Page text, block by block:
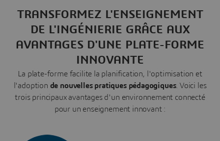
TRANSFORMEZ L'ENSEIGNEMENT
DE L'INGÉNIERIE GRÂCE AUX
AVANTAGES D'UNE PLATE-FORME
INNOVANTE
La plate-forme facilite la planification, l'optimisation et
l'adoption de nouvelles pratiques pédagogiques. Voici les
trois principaux avantages d'un environnement connecté
pour un enseignement innovant :